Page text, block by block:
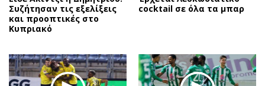
Συζήτησαν τις εξελίξεις
και προοπτικές στο
Κυπριακό
cocktail σε όλα τα μπαρ